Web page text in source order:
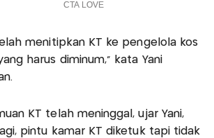
menitipkan KT ke pengelola kos
harus diminum," kata Yani
KT telah meninggal, ujar Yani,
pintu kamar KT diketuk tapi tidak